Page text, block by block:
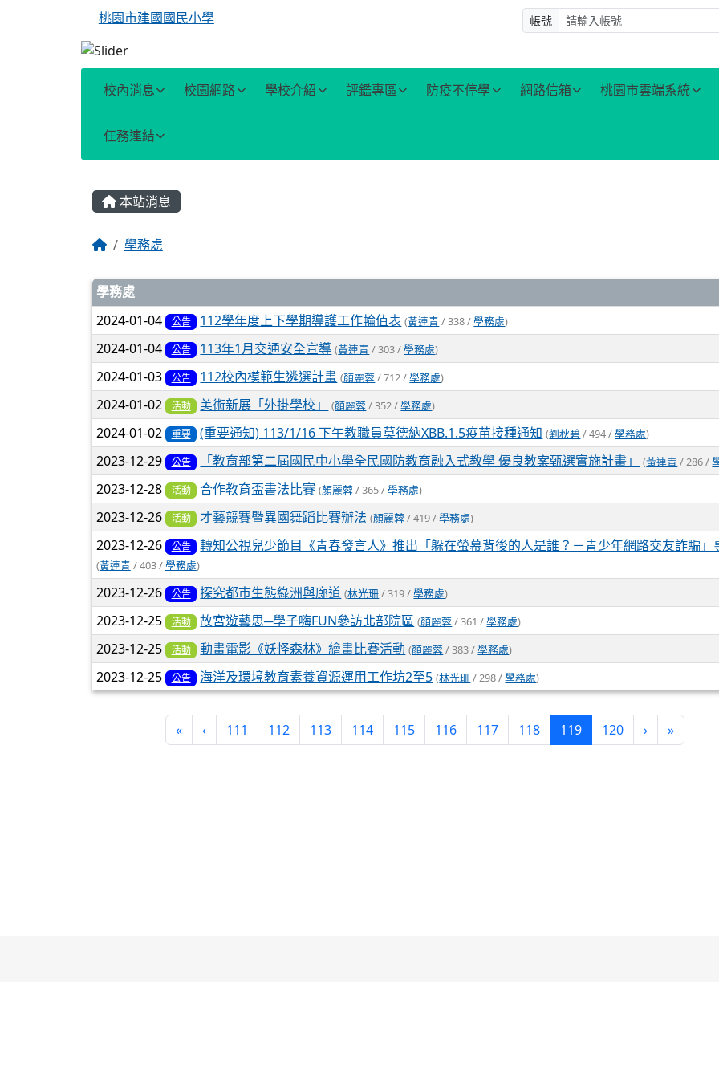
桃園市建國國民小學 帳號
校內消息 校園網路 學校介紹 評鑑專區 防疫不停學 網路信箱 桃園市雲端系統
任務連結
主內容區域
本站消息
回首頁學務處
文章列表
學務處
2024-01-04 公告 112學年度上下學期導護工作輪值表 (黃連青 / 338 /學務處)
2024-01-04 公告 113年1月交通安全宣導 (黃連青 / 303 /學務處)
2024-01-03 公告 112校內模範生遴選計畫 (顏麗蓉/ 712 /學務處)
2024-01-02 活動 美術新展「外掛學校」 (顏麗蓉/ 352 /學務處)
2024-01-02 重要 (重要通知) 113/1/16 下午教職員莫德納XBB.1.5疫苗接種通知 (劉秋碧 / 494 /學務處)
2023-12-29 公告 「教育部第二屆國民中小學全民國防教育融入式教學 優良教案甄選實施計畫」 (黃連青 / 286 /
2023-12-28 活動 合作教育盃書法比賽 (顏麗蓉/ 365 /學務處)
2023-12-26 活動 才藝競賽暨異國舞蹈比賽辦法 (顏麗蓉/ 419 /學務處)
2023-12-26 公告 轉知公視兒少節目《青春發言人》推出「躲在螢幕背後的人是誰？－青少年網路交友詐騙」
(黃連青 / 403 /學務處)
2023-12-26 公告 探究都巿生態綠洲與廊道 (林光珊/ 319 /學務處)
2023-12-25 活動 故宮遊藝思─學子嗨FUN參訪北部院區 (顏麗蓉/ 361 /學務處)
2023-12-25 活動 動畫電影《妖怪森林》繪畫比賽活動 (顏麗蓉/ 383 /學務處)
2023-12-25 公告 海洋及環境教育素養資源運用工作坊2至5 (林光珊/ 298 /學務處)
«第一頁
‹上一頁
111 112 113 114 115 116 117 118 119(目前頁次)
120 ›下一頁
»最後頁